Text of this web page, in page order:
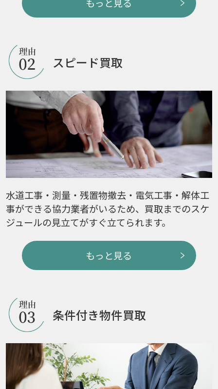
もっと見る
スピード買取
水道工事・測量・残置物撤去・電気工事・解体工
事ができる協力業者がいるため、買取までのスケ
ジュールの見立てがすぐ立てられます。
もっと見る
条件付き物件買取